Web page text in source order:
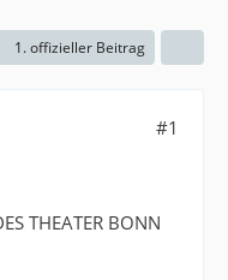
1. offizieller Beitrag
#1
THEATER BONN